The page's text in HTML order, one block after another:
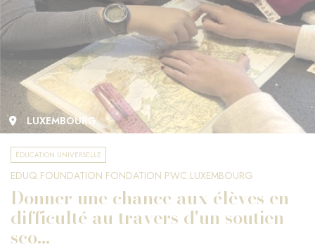
LUXEMBOURG
ÉDUCATION UNIVERSELLE
EDUQ FOUNDATION FONDATION PWC LUXEMBOURG
Donner une chance aux élèves en
difficulté au travers d'un soutien
sco...